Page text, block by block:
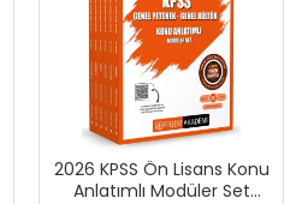
2026 KPSS Ön Lisans Konu
Anlatımlı Modüler Set